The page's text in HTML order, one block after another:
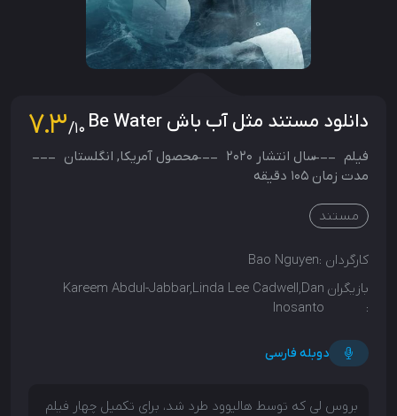
دانلود مستند مثل آب باش Be Water 7.3/10
فیلم سال انتشار 2020 محصول آمریکا, انگلستان
مدت زمان 105 دقیقه
مستند
کارگردان :Bao Nguyen
بازیگران
:
Kareem Abdul-Jabbar,Linda Lee Cadwell,Dan
Inosanto
دوبله فارسی
بروس لی که توسط هالیوود طرد شد، برای تکمیل چهار فیلم